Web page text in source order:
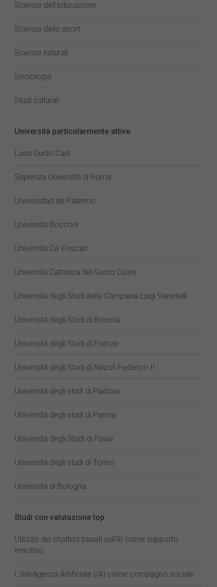
Scienze dell’educazione
Scienze dello sport
Scienze naturali
Sociologia
Studi culturali
Università particolarmente attive
Luiss Guido Carli
Sapienza Università di Roma
Universidad de Palermo
Università Bocconi
Università Ca’ Foscari
Università Cattolica del Sacro Cuore
Università degli Studi della Campania Luigi Vanvitelli
Università degli Studi di Brescia
Università degli Studi di Firenze
Università degli Studi di Napoli Federico II
Università degli studi di Padova
Università degli studi di Parma
Università degli Studi di Pavia
Università degli studi di Torino
Università di Bologna
Studi con valutazione top
Utilizzo dei chatbot basati sull'AI come supporto
emotivo
L'Intelligenza Artificiale (IA) come compagno sociale